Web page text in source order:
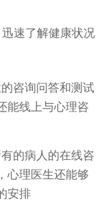
速了解健康状况
咨询问答和测试
能线上与心理咨
的病人的在线咨
心理医生还能够
安排